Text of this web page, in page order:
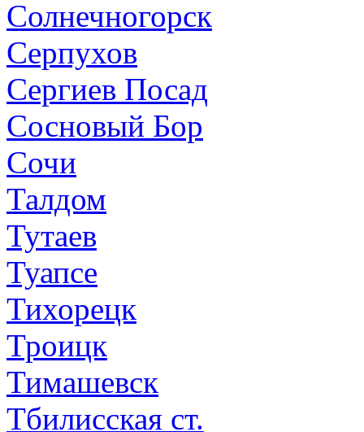
Солнечногорск
Серпухов
Сергиев Посад
Сосновый Бор
Сочи
Талдом
Тутаев
Туапсе
Тихорецк
Троицк
Тимашевск
Тбилисская ст.